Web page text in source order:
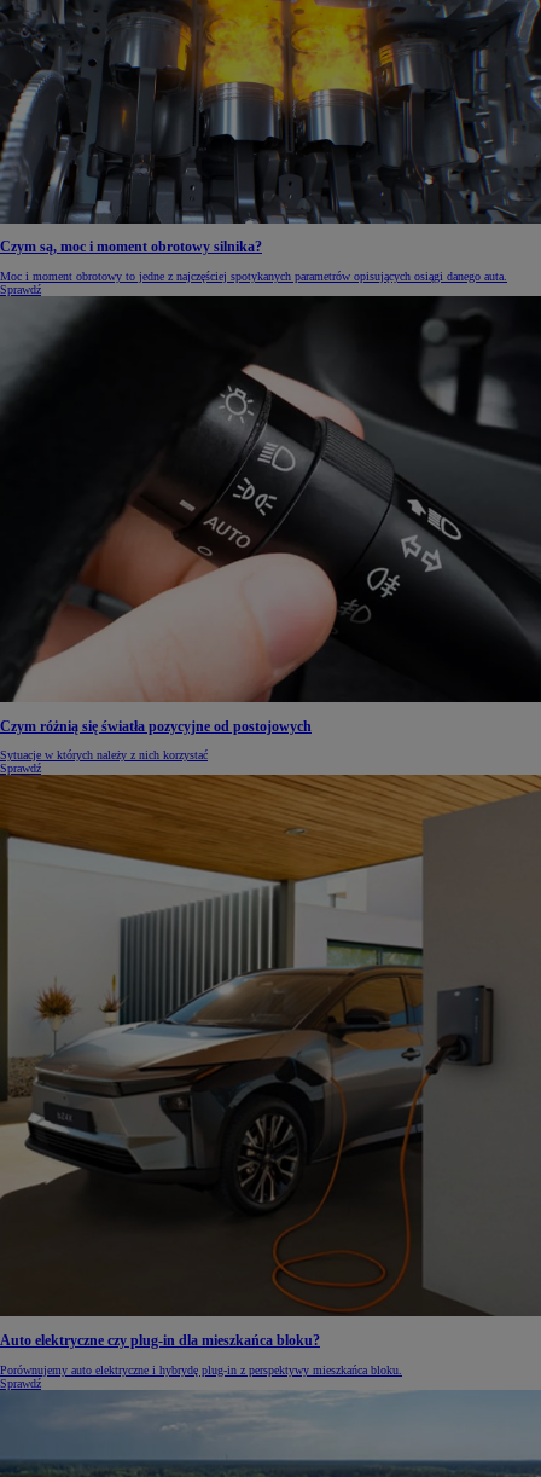
Czym są, moc i moment obrotowy silnika?
Moc i moment obrotowy to jedne z najczęściej spotykanych parametrów opisujących osiągi danego auta.
Sprawdź
Czym różnią się światła pozycyjne od postojowych
Sytuacje w których należy z nich korzystać
Sprawdź
Auto elektryczne czy plug-in dla mieszkańca bloku?
Porównujemy auto elektryczne i hybrydę plug-in z perspektywy mieszkańca bloku.
Sprawdź